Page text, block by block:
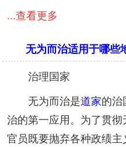
...查看更多
无为而治适用于哪些
治理国家
无为而治是道家的治
治的第一应用。为了贯
官员既要抛弃各种政绩主